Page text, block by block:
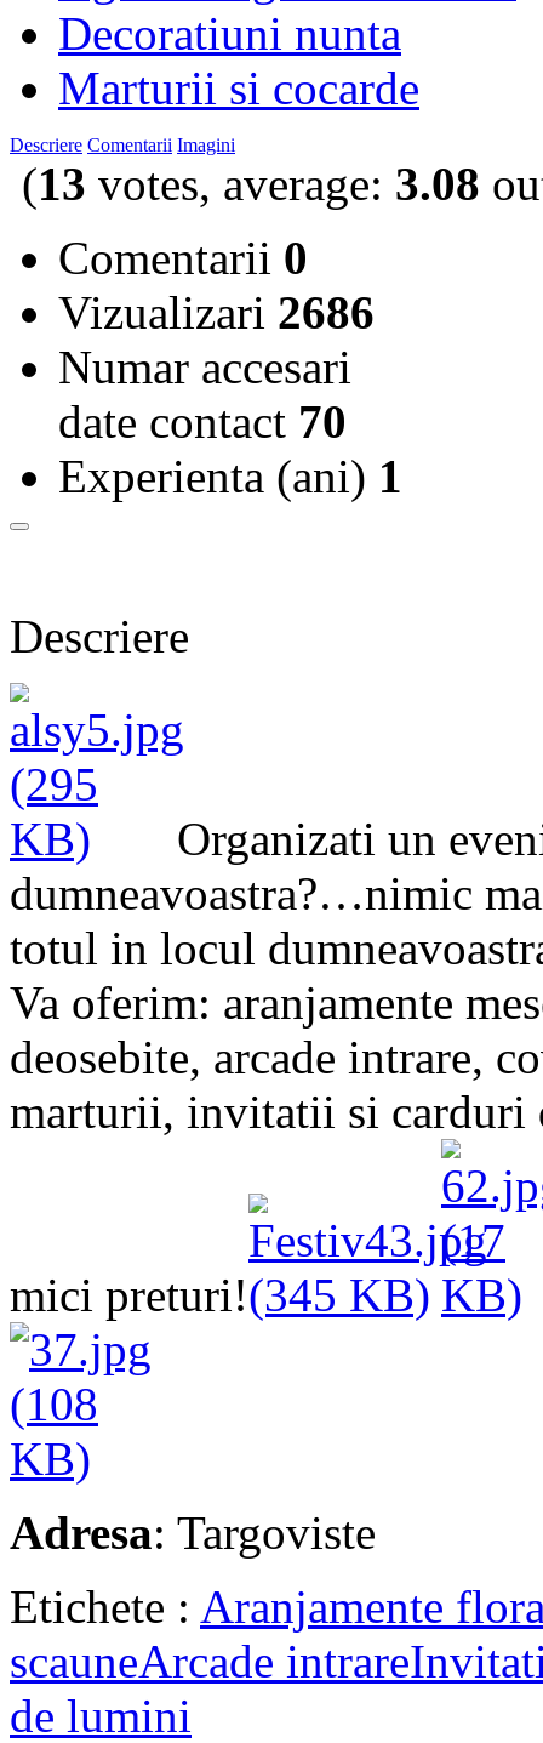
Decoratiuni nunta
Marturii si cocarde
Descriere Comentarii Imagini
(13 votes, average: 3.08
Comentarii 0
Vizualizari 2686
Numar accesari
date contact 70
Experienta (ani) 1
Descriere
Organizati un
dumneavoastra?…nimic
totul in locul
Va oferim: aranjamente
deosebite, arcade intrare,
marturii, invitatii si carduri
mici preturi!
Adresa: Targoviste
Etichete : Aranjamente
scauneArcade intrare
de lumini